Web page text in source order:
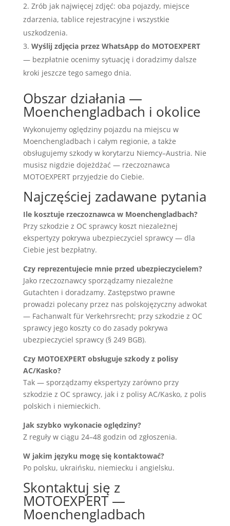
Zrób jak najwięcej zdjęć: oba pojazdy, miejsce
zdarzenia, tablice rejestracyjne i wszystkie
uszkodzenia.
Wyślij zdjęcia przez WhatsApp do MOTOEXPERT
— bezpłatnie ocenimy sytuację i doradzimy dalsze
kroki jeszcze tego samego dnia.
Obszar działania —
Moenchengladbach i okolice
Wykonujemy oględziny pojazdu na miejscu w
Moenchengladbach i całym regionie, a także
obsługujemy szkody w korytarzu Niemcy–Austria. Nie
musisz nigdzie dojeżdżać — rzeczoznawca
MOTOEXPERT przyjedzie do Ciebie.
Najczęściej zadawane pytania
Ile kosztuje rzeczoznawca w Moenchengladbach?
Przy szkodzie z OC sprawcy koszt niezależnej
ekspertyzy pokrywa ubezpieczyciel sprawcy — dla
Ciebie jest bezpłatny.
Czy reprezentujecie mnie przed ubezpieczycielem?
Jako rzeczoznawcy sporządzamy niezależne
Gutachten i doradzamy. Zastępstwo prawne
prowadzi polecany przez nas polskojęzyczny adwokat
— Fachanwalt für Verkehrsrecht; przy szkodzie z OC
sprawcy jego koszty co do zasady pokrywa
ubezpieczyciel sprawcy (§ 249 BGB).
Czy MOTOEXPERT obsługuje szkody z polisy
AC/Kasko?
Tak — sporządzamy ekspertyzy zarówno przy
szkodzie z OC sprawcy, jak i z polisy AC/Kasko, z polis
polskich i niemieckich.
Jak szybko wykonacie oględziny?
Z reguły w ciągu 24–48 godzin od zgłoszenia.
W jakim języku mogę się kontaktować?
Po polsku, ukraińsku, niemiecku i angielsku.
Skontaktuj się z
MOTOEXPERT —
Moenchengladbach